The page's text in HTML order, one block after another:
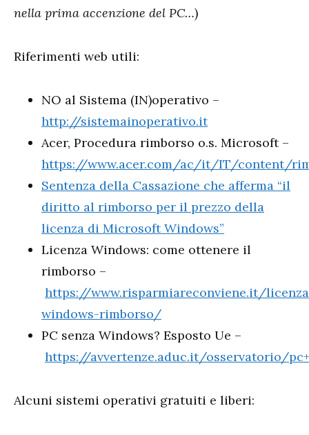
nella prima accenzione del PC…)
Riferimenti web utili:
NO al Sistema (IN)operativo –
http://sistemainoperativo.it
Acer, Procedura rimborso o.s. Microsoft –
https://www.acer.com/ac/it/IT/content/
Sentenza della Cassazione che afferma “il
diritto al rimborso per il prezzo della
licenza di Microsoft Windows”
Licenza Windows: come ottenere il
rimborso –
https://www.risparmiareconviene.it/
windows-rimborso/
PC senza Windows? Esposto Ue –
https://avvertenze.aduc.it/osservatorio/
Alcuni sistemi operativi gratuiti e liberi: